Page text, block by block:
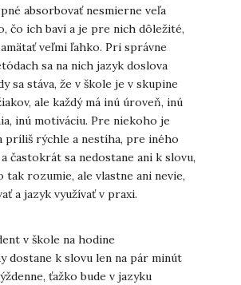
absorbovať nesmierne veľa
čo ich baví a je pre nich dôležité,
veľmi ľahko. Pri správne
sa na nich jazyk doslova
sa stáva, že v škole je v skupine
ale každý má inú úroveň, inú
inú motiváciu. Pre niekoho je
príliš rýchle a nestíha, pre iného
častokrát sa nedostane ani k slovu,
tak rozumie, ale vlastne ani nevie,
a jazyk využívať v praxi.
v škole na hodine
dostane k slovu len na pár minút
ťažko bude v jazyku